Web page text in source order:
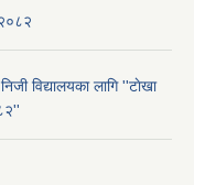
विद्यालयका लागि ''टाेखा